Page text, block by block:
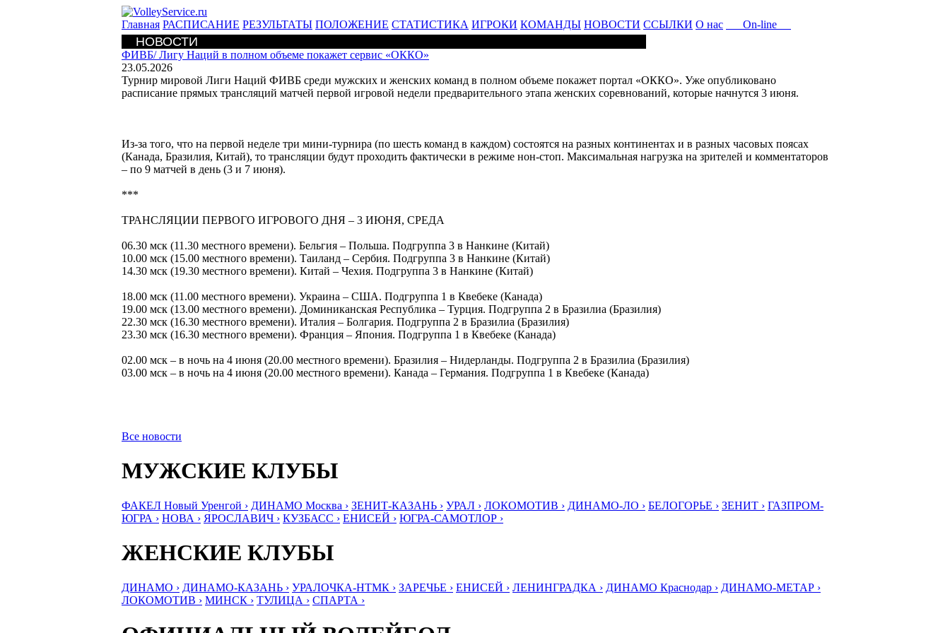
Главная РАСПИСАНИЕ РЕЗУЛЬТАТЫ ПОЛОЖЕНИЕ СТАТИСТИКА ИГРОКИ КОМАНДЫ НОВОСТИ ССЫЛКИ О нас On-line
НОВОСТИ
ФИВБ/Лигу Наций в полном объеме покажет сервис «ОККО»
23.05.2026
Турнир мировой Лиги Наций ФИВБ среди мужских и женских команд в полном объеме покажет портал «ОККО». Уже опубликовано
расписание прямых трансляций матчей первой игровой недели предварительного этапа женских соревнований, которые начнутся 3 июня.
Из-за того, что на первой неделе три мини-турнира (по шесть команд в каждом) состоятся на разных континентах и в разных часовых поясах
(Канада, Бразилия, Китай), то трансляции будут проходить фактически в режиме нон-стоп. Максимальная нагрузка на зрителей и комментаторов
– по 9 матчей в день (3 и 7 июня).
***
ТРАНСЛЯЦИИ ПЕРВОГО ИГРОВОГО ДНЯ – 3 ИЮНЯ, СРЕДА
06.30 мск (11.30 местного времени). Бельгия – Польша. Подгруппа 3 в Нанкине (Китай)
10.00 мск (15.00 местного времени). Таиланд – Сербия. Подгруппа 3 в Нанкине (Китай)
14.30 мск (19.30 местного времени). Китай – Чехия. Подгруппа 3 в Нанкине (Китай)
18.00 мск (11.00 местного времени). Украина – США. Подгруппа 1 в Квебеке (Канада)
19.00 мск (13.00 местного времени). Доминиканская Республика – Турция. Подгруппа 2 в Бразилиа (Бразилия)
22.30 мск (16.30 местного времени). Италия – Болгария. Подгруппа 2 в Бразилиа (Бразилия)
23.30 мск (16.30 местного времени). Франция – Япония. Подгруппа 1 в Квебеке (Канада)
02.00 мск – в ночь на 4 июня (20.00 местного времени). Бразилия – Нидерланды. Подгруппа 2 в Бразилиа (Бразилия)
03.00 мск – в ночь на 4 июня (20.00 местного времени). Канада – Германия. Подгруппа 1 в Квебеке (Канада)
Все новости
МУЖСКИЕ КЛУБЫ
ФАКЕЛ Новый Уренгой › ДИНАМО Москва › ЗЕНИТ-КАЗАНЬ › УРАЛ › ЛОКОМОТИВ › ДИНАМО-ЛО › БЕЛОГОРЬЕ › ЗЕНИТ › ГАЗПРОМ-
ЮГРА › НОВА › ЯРОСЛАВИЧ › КУЗБАСС › ЕНИСЕЙ › ЮГРА-САМОТЛОР ›
ЖЕНСКИЕ КЛУБЫ
ДИНАМО › ДИНАМО-КАЗАНЬ › УРАЛОЧКА-НТМК › ЗАРЕЧЬЕ › ЕНИСЕЙ › ЛЕНИНГРАДКА › ДИНАМО Краснодар › ДИНАМО-МЕТАР ›
ЛОКОМОТИВ › МИНСК › ТУЛИЦА › СПАРТА ›